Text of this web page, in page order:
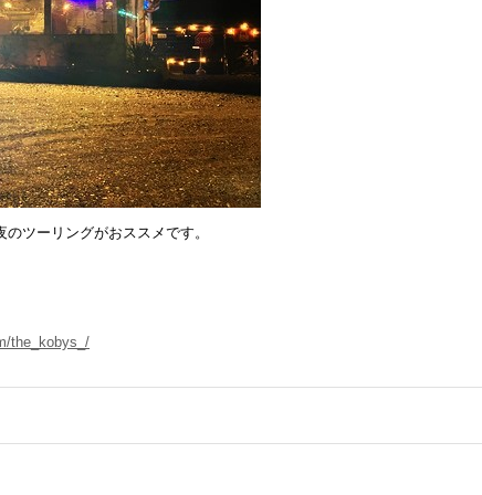
ツーリングがおススメです。
the_kobys_/